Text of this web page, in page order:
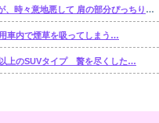
ぴっちり布団ガードして入れなくしてると・・・【再】
車内で煙草を吸ってしまう…
上のSUVタイプ 贅を尽くした…